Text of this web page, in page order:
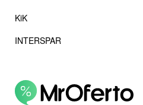
KiK
INTERSPAR